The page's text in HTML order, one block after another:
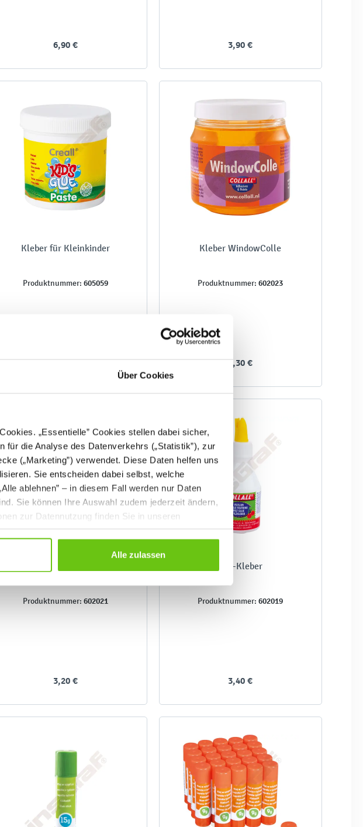
Über Cookies
„Essentielle” Cookies stellen dabei sicher,
die Analyse des Datenverkehrs („Statistik”), zur
(„Marketing”) verwendet. Diese Daten helfen uns
Sie entscheiden dabei selbst, welche
ablehnen” – in diesem Fall werden nur Daten
Sie können Ihre Auswahl zudem jederzeit ändern,
zur Datennutzung finden Sie in unseren
Alle zulassen
6,90 € 3,90 €
Kleber für Kleinkinder
Produktnummer: 605059
3,20 €
Kleber WindowColle
Produktnummer: 602023
3,30 €
Produktnummer: 602021
3,20 €
Filz-Kleber
Produktnummer: 602019
3,40 €